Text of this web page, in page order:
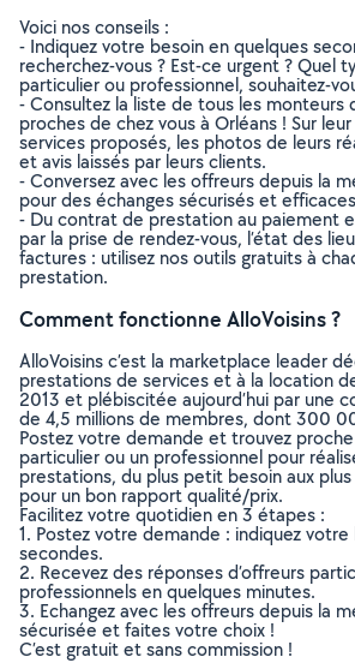
Voici nos conseils :
- Indiquez votre besoin en quelques
recherchez-vous ? Est-ce urgent ? Quel
particulier ou professionnel, souhaitez-
- Consultez la liste de tous les monteurs
proches de chez vous à Orléans ! Sur
services proposés, les photos de leurs
et avis laissés par leurs clients.
- Conversez avec les offreurs depuis la
pour des échanges sécurisés et
- Du contrat de prestation au paiement
par la prise de rendez-vous, l’état des
factures : utilisez nos outils gratuits à
prestation.
Comment fonctionne AlloVoisins ?
AlloVoisins c’est la marketplace leader
prestations de services et à la location
2013 et plébiscitée aujourd’hui par une
de 4,5 millions de membres, dont 300
Postez votre demande et trouvez
particulier ou un professionnel pour
prestations, du plus petit besoin aux
pour un bon rapport qualité/prix.
Facilitez votre quotidien en 3 étapes :
1. Postez votre demande : indiquez
secondes.
2. Recevez des réponses d’offreurs
professionnels en quelques minutes.
3. Echangez avec les offreurs depuis la
sécurisée et faites votre choix !
C’est gratuit et sans commission !